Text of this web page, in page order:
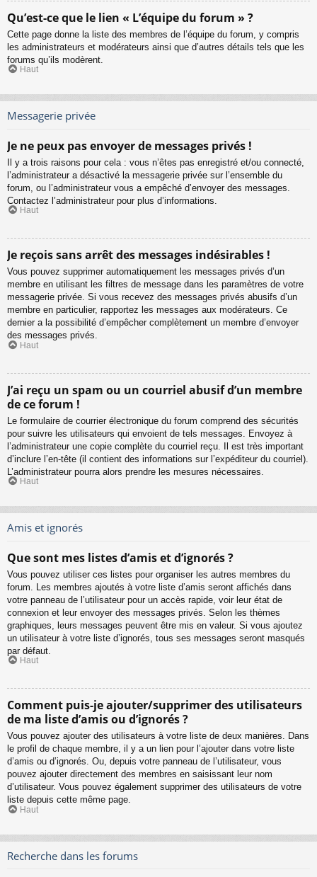
Qu’est-ce que le lien « L’équipe du forum » ?
Cette page donne la liste des membres de l’équipe du forum, y compris
les administrateurs et modérateurs ainsi que d’autres détails tels que les
forums qu’ils modèrent.
Haut
Messagerie privée
Je ne peux pas envoyer de messages privés !
Il y a trois raisons pour cela : vous n’êtes pas enregistré et/ou connecté,
l’administrateur a désactivé la messagerie privée sur l’ensemble du
forum, ou l’administrateur vous a empêché d’envoyer des messages.
Contactez l’administrateur pour plus d’informations.
Haut
Je reçois sans arrêt des messages indésirables !
Vous pouvez supprimer automatiquement les messages privés d’un
membre en utilisant les filtres de message dans les paramètres de votre
messagerie privée. Si vous recevez des messages privés abusifs d’un
membre en particulier, rapportez les messages aux modérateurs. Ce
dernier a la possibilité d’empêcher complètement un membre d’envoyer
des messages privés.
Haut
J’ai reçu un spam ou un courriel abusif d’un membre
de ce forum !
Le formulaire de courrier électronique du forum comprend des sécurités
pour suivre les utilisateurs qui envoient de tels messages. Envoyez à
l’administrateur une copie complète du courriel reçu. Il est très important
d’inclure l’en-tête (il contient des informations sur l’expéditeur du courriel).
L’administrateur pourra alors prendre les mesures nécessaires.
Haut
Amis et ignorés
Que sont mes listes d’amis et d’ignorés ?
Vous pouvez utiliser ces listes pour organiser les autres membres du
forum. Les membres ajoutés à votre liste d’amis seront affichés dans
votre panneau de l’utilisateur pour un accès rapide, voir leur état de
connexion et leur envoyer des messages privés. Selon les thèmes
graphiques, leurs messages peuvent être mis en valeur. Si vous ajoutez
un utilisateur à votre liste d’ignorés, tous ses messages seront masqués
par défaut.
Haut
Comment puis-je ajouter/supprimer des utilisateurs
de ma liste d’amis ou d’ignorés ?
Vous pouvez ajouter des utilisateurs à votre liste de deux manières. Dans
le profil de chaque membre, il y a un lien pour l’ajouter dans votre liste
d’amis ou d’ignorés. Ou, depuis votre panneau de l’utilisateur, vous
pouvez ajouter directement des membres en saisissant leur nom
d’utilisateur. Vous pouvez également supprimer des utilisateurs de votre
liste depuis cette même page.
Haut
Recherche dans les forums